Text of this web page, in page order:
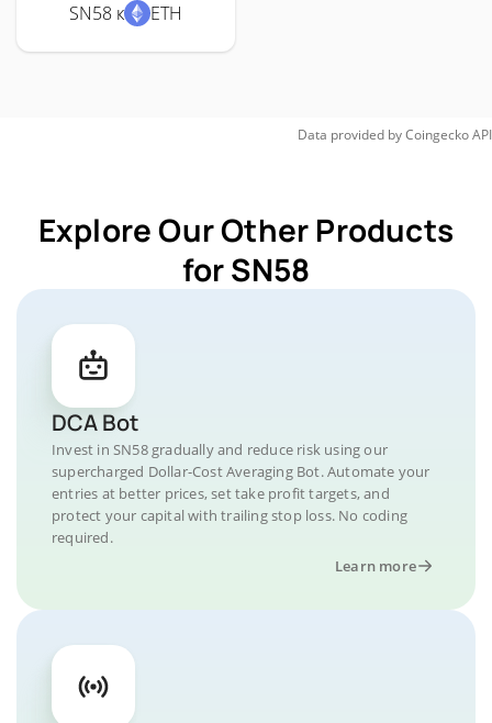
SN58 к ETH
Data provided byCoingeckoAPI
Explore Our Other Products
for SN58
DCA Bot
Invest in SN58 gradually and reduce risk using our
supercharged Dollar-Cost Averaging Bot. Automate your
entries at better prices, set take profit targets, and
protect your capital with trailing stop loss. No coding
required.
Learn more